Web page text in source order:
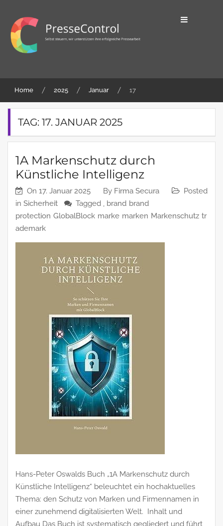
content
PresseControl
erfolgreiche Pressearbeit
Home 2025 Januar 17
TAG: 17. JANUAR 2025
1A Markenschutz durch
Künstliche Intelligenz
On 17. Januar 2025 By Firma Secura
Posted
in Sicherheit Tagged , brand brand
protection GlobalBlock marke marken Markenschutz tr
ademark
Hans-Peter Oswalds Buch „1A Markenschutz durch
Künstliche Intelligenz“ beleuchtet ein hochaktuelles
Thema: den Schutz von Marken und Firmennamen in
einer zunehmend digitalisierten Welt. Inhalt und
Aufbau Das Buch ist systematisch gegliedert und führt